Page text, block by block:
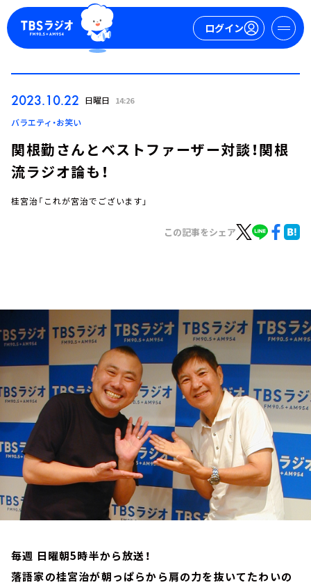
ログイン
ログイン
イベント・グッズ
YouTube
会社情報
2023.10.22 日曜日 14:26
バラエティ・お笑い
関根勤さんとベストファーザー対談！関根
流ラジオ論も！
桂宮治「これが宮治でございます」
この記事をシェア
毎週 日曜朝5時半から放送！
落語家の桂宮治が朝っぱらから肩の力を抜いてたわいの